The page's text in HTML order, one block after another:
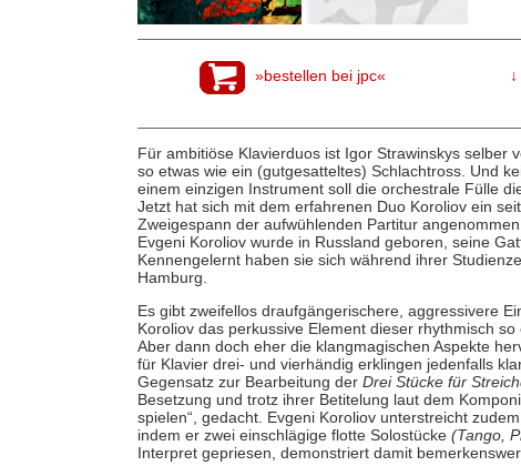
»bestellen bei jpc«
Für ambitiöse Klavierduos ist Igor Strawinskys selber
so etwas wie ein (gutgesatteltes) Schlachtross. Und
einem einzigen Instrument soll die orchestrale Fülle
Jetzt hat sich mit dem erfahrenen Duo Koroliov ein
Zweigespann der aufwühlenden Partitur
Evgeni Koroliov wurde in Russland geboren, seine
Kennengelernt haben sie sich während ihrer
Hamburg.
Es gibt zweifellos draufgängerischere, aggressivere
Koroliov das perkussive Element dieser rhythmisch
Aber dann doch eher die klangmagischen Aspekte
für Klavier drei- und vierhändig erklingen jedenfalls
Gegensatz zur Bearbeitung der Drei Stücke für
Besetzung und trotz ihrer Betitelung laut dem
spielen“, gedacht. Evgeni Koroliov unterstreicht
indem er zwei einschlägige flotte Solostücke (Tango,
Interpret gepriesen, demonstriert damit